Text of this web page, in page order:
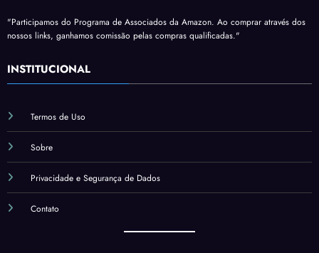
"Participamos do Programa de Associados da Amazon. Ao comprar através dos
nossos links, ganhamos comissão pelas compras qualificadas."
INSTITUCIONAL
Termos de Uso
Sobre
Privacidade e Segurança de Dados
Contato